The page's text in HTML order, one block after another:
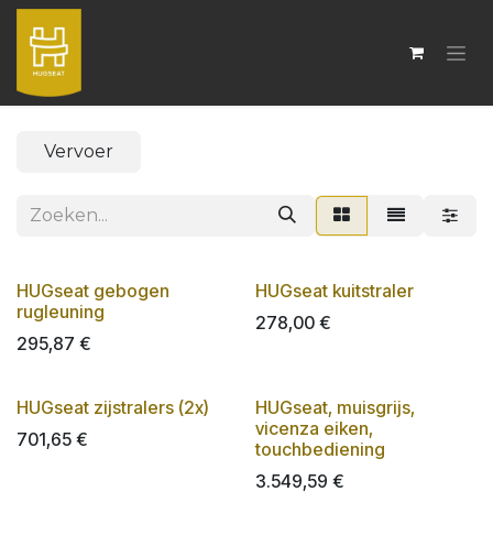
OVERSLAAN NAAR INHOUD
Vervoer
HUGseat gebogen
rugleuning
295,87 €
HUGseat kuitstraler
278,00€
HUGseat zijstralers (2x)
701,65 €
HUGseat, muisgrijs,
vicenza eiken,
touchbediening
3.549,59 €